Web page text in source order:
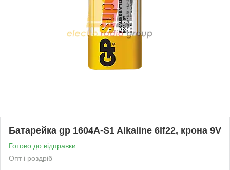
Батарейка gp 1604А-S1 Alkaline 6lf22, крона 9V
Готово до відправки
Опт і роздріб